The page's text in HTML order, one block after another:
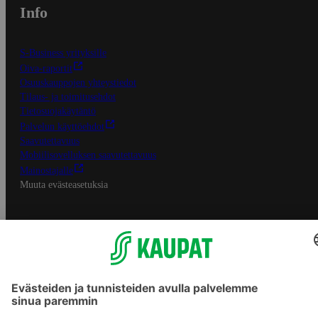
Info
S-Business yrityksille
Oiva-raportit
Osuuskauppojen yhteystiedot
Tilaus- ja toimitusehdot
Tietosuojakäytäntö
Palvelun käyttöehdot
Saavutettavuus
Mobiilisovelluksen saavutettavuus
Mainostajalle
Muuta evästeasetuksia
S-ryhmän palvelut
Asiakasomistajuus